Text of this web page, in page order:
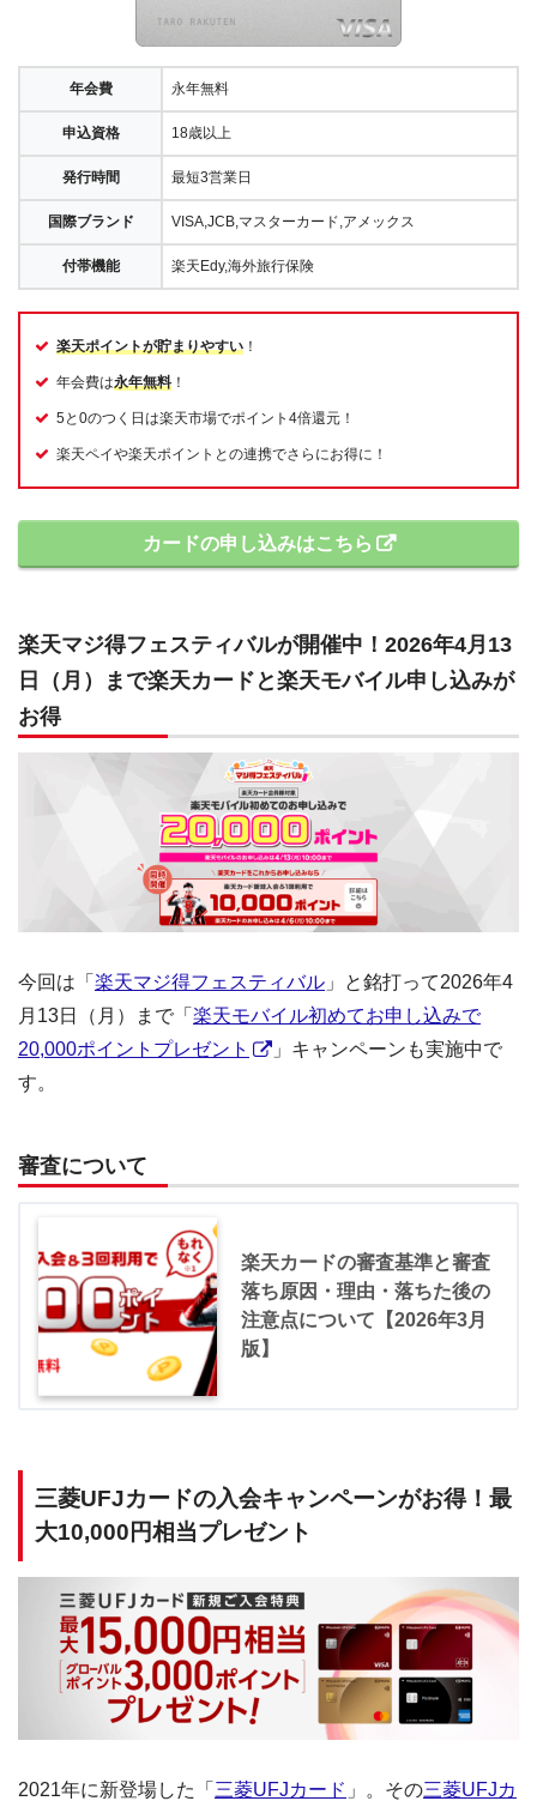
年会費 永年無料
申込資格 18歳以上
発行時間 最短3営業日
国際ブランド VISA,JCB,マスターカード,アメックス
付帯機能 楽天Edy,海外旅行保険
楽天ポイントが貯まりやすい ！
年会費は永年無料 ！
5と0のつく日は楽天市場でポイント4倍還元！
楽天ペイや楽天ポイントとの連携でさらにお得に！
カードの申し込みはこちら
楽天マジ得フェスティバルが開催中！2026年4月13
日（月）まで楽天カードと楽天モバイル申し込みが
お得
今回は「 楽天マジ得フェスティバル 」と銘打って2026年4
月13日（月）まで「 楽天モバイル初めてお申し込みで
20,000ポイントプレゼント
」キャンペーンも実施中で
す。
審査について
楽天カードの審査基準と審査
落ち原因・理由・落ちた後の
注意点について【2026年3月
版】
三菱UFJカードの入会キャンペーンがお得！最
大10,000円相当プレゼント
2021年に新登場した「 三菱UFJカード 」。その三菱UFJカ